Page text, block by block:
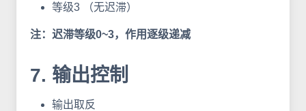
等级3 （无迟滞）
注：迟滞等级0~3，作用逐级递减
7. 输出控制
输出取反